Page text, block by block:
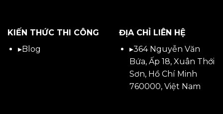
KIẾN THỨC THI CÔNG
▸Blog
ĐỊA CHỈ LIÊN HỆ
▸364 Nguyễn Văn
Bứa, Ấp 18, Xuân Thới
Sơn, Hồ Chí Minh
760000, Việt Nam